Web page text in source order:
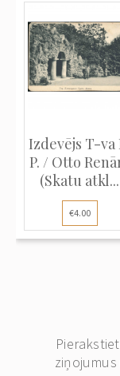
Izdevējs T-va
P. / Otto
(Skatu atkl...
€4.00